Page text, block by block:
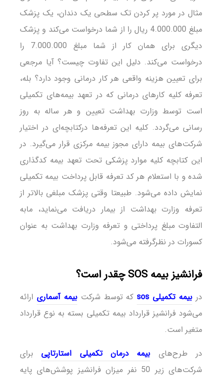
مثال در مورد پر کردن تک سطحی یک دندان، یک پزشک
مبلغ 4.000.000 ریال را از شما درخواست می‌کند و پزشک
دیگری برای همان کار از شما مبلغ 7.000.000 را
درخواست می‌کند. دلیل این تفاوت چیست؟ آیا مرجعی
برای تعیین هزینه واقعی هر کار درمانی وجود دارد؟ بله،
تعرفه کلیه کارهای درمانی که در تعهد بیمه‌های تکمیلی
است توسط وزارت بهداشت تعیین و هر ساله به روز
رسانی می‌گردد. کلیه این تعرفه‌ها درکتابچه‌ای در اختیار
شرکت‌های بیمه دارای مجوز بیمه مرکزی قرار می‌گیرد. در
این کتابچه کلیه موارد پزشکی تحت تعهد بیمه کدگذاری
شده و با استعلام هر کد تعرفه قابل پرداخت بیمه تکمیلی
نمایش داده می‌شود. طبیعتا وقتی پزشک مبلغی بالاتر از
تعرفه وزارت بهداشت از بیمار دریافت می‌نماید، مابه
التفاوت مبلغ پرداختی و تعرفه وزارت بهداشت به عنوان
کسورات در نظرگرفته می‌شود.
فرانشیز بیمه SOS چقدر است؟
در بیمه تکمیلی sos که توسط شرکتبیمه آسماری ارائه
می‌شود فرانشیز قرارداد بیمه تکمیلی بسته به نوع قرارداد
متغیر است.
در طرح‌های بیمه درمان تکمیلی استارتاپیبرای
شرکت‌های زیر 50 نفر میزان فرانشیز پوشش‌های پایه